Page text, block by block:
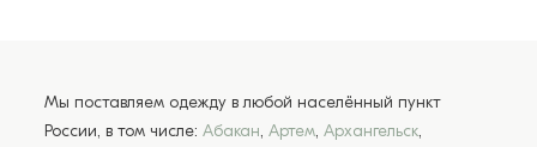
Мы поставляем одежду в любой населённый пункт
России, в том числе: Абакан, Артем, Архангельск,